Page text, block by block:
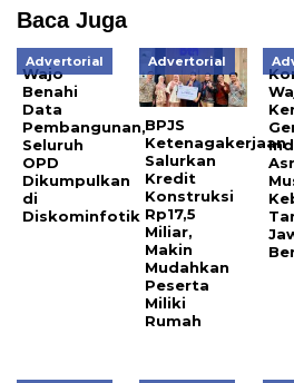
Baca Juga
Advertorial
Wajo
Benahi
Data
Pembangunan,
Seluruh
OPD
Dikumpulkan
di
Diskominfotik
Advertorial
BPJS
Ketenagakerjaan
Salurkan
Kredit
Konstruksi
Rp17,5
Miliar,
Makin
Mudahkan
Peserta
Miliki
Rumah